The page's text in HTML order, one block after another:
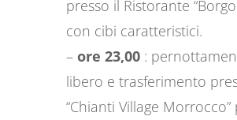
presso il Ristorante
con cibi caratteristici.
– ore 23,00 :
libero e trasferimento
“Chianti Village Morrocco”